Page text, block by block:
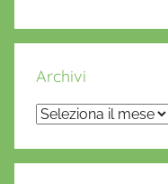
Archivi
Archivi